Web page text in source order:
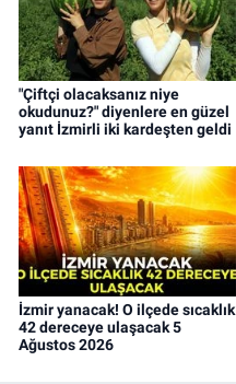
"Çiftçi olacaksanız niye
okudunuz?" diyenlere en güzel
yanıt İzmirli iki kardeşten geldi
İzmir yanacak! O ilçede sıcaklık
42 dereceye ulaşacak 5
Ağustos 2026